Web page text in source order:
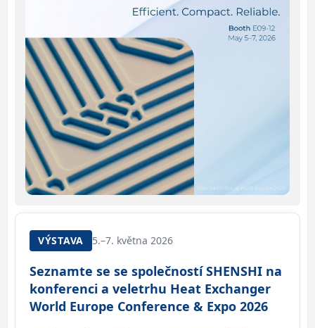
VÝSTAVA 5.–7. května 2026
Seznamte se se společností SHENSHI na
konferenci a veletrhu Heat Exchanger
World Europe Conference & Expo 2026